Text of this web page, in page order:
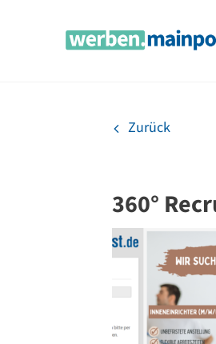
Zurück
360°